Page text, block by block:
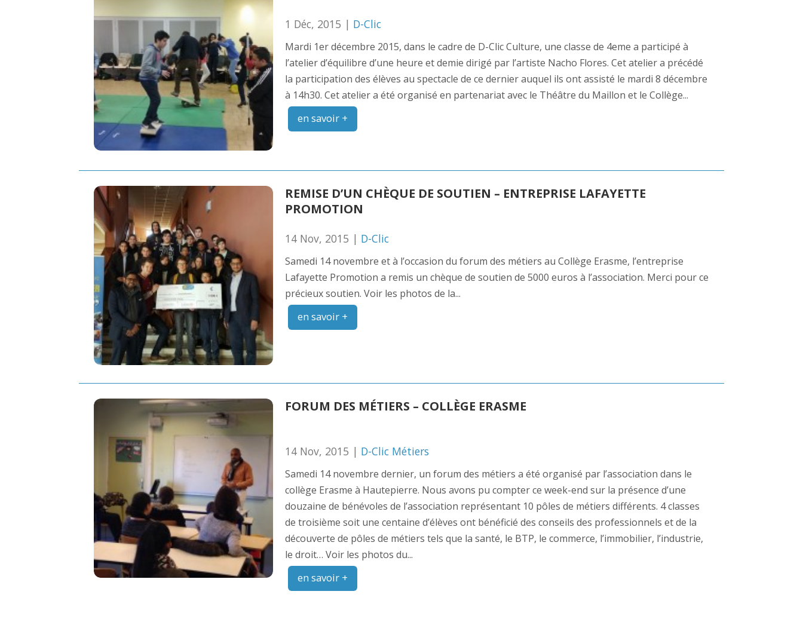
1 Déc, 2015 | D-Clic
Mardi 1er décembre 2015, dans le cadre de D-Clic Culture, une classe de 4eme a participé à
l’atelier d’équilibre d’une heure et demie dirigé par l’artiste Nacho Flores. Cet atelier a précédé
la participation des élèves au spectacle de ce dernier auquel ils ont assisté le mardi 8 décembre
à 14h30. Cet atelier a été organisé en partenariat avec le Théâtre du Maillon et le Collège...
en savoir +
REMISE D’UN CHÈQUE DE SOUTIEN – ENTREPRISE LAFAYETTE
PROMOTION
14 Nov, 2015 | D-Clic
Samedi 14 novembre et à l’occasion du forum des métiers au Collège Erasme, l’entreprise
Lafayette Promotion a remis un chèque de soutien de 5000 euros à l’association. Merci pour ce
précieux soutien. Voir les photos de la...
en savoir +
FORUM DES MÉTIERS – COLLÈGE ERASME
14 Nov, 2015 | D-Clic Métiers
Samedi 14 novembre dernier, un forum des métiers a été organisé par l’association dans le
collège Erasme à Hautepierre. Nous avons pu compter ce week-end sur la présence d’une
douzaine de bénévoles de l’association représentant 10 pôles de métiers différents. 4 classes
de troisième soit une centaine d’élèves ont bénéficié des conseils des professionnels et de la
découverte de pôles de métiers tels que la santé, le BTP, le commerce, l’immobilier, l’industrie,
le droit… Voir les photos du...
en savoir +